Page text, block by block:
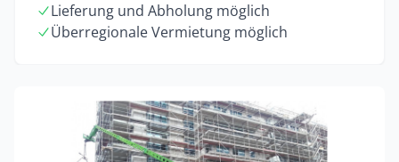
Lieferung und Abholung möglich
Überregionale Vermietung möglich